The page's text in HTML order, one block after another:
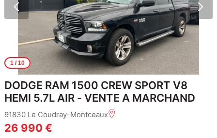
1/ 10
DODGE RAM 1500 CREW SPORT V8
HEMI 5.7L AIR - VENTE A MARCHAND
91830 Le Coudray-Montceaux
26 990 €